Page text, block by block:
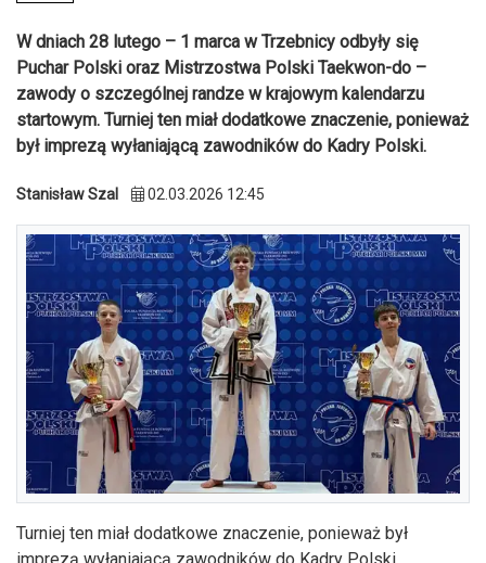
W dniach 28 lutego – 1 marca w Trzebnicy odbyły się
Puchar Polski oraz Mistrzostwa Polski Taekwon-do –
zawody o szczególnej randze w krajowym kalendarzu
startowym. Turniej ten miał dodatkowe znaczenie, ponieważ
był imprezą wyłaniającą zawodników do Kadry Polski.
Stanisław Szal 02.03.2026 12:45
Turniej ten miał dodatkowe znaczenie, ponieważ był